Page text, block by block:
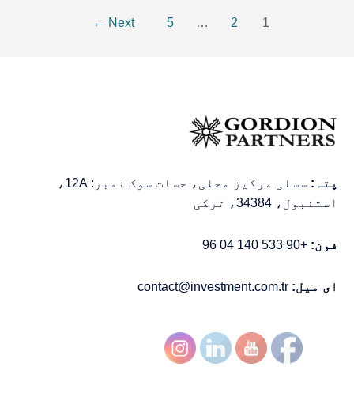
1
2
…
5
Next
←
پتہ:
سسلی مرکیز محلی، حسات سوک نمبر: 12A،
استنبول، 34384، ترکی
فون: +90 533 140 04 96
ای میل: contact@investment.com.tr